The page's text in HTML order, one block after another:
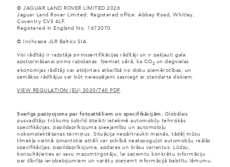
© JAGUAR LAND ROVER LIMITED 2026
Jaguar Land Rover Limited: Registered office: Abbey Road, Whitley,
Coventry CV3 4LF.
Registered in England No: 1672070
© Inchcape JLR Baltics SIA
Visi rādītāji ir ražotāja pirmssertifikācijas rādītāji un ir pakļauti gala
apstiprināšanai pirms ražošanas. Ņemiet vērā, ka CO2 un degvielas
ekonomijas rādītāji var atšķirties atkarībā no disku piemērotības, un
zemākos rādītājus var būt neiespējami sasniegt ar standarta diskiem.
VIEW REGULATION (EU) 2020/740 PDF
Svarīgs paziņojums par fotoattēliem un specifikācijām. Globālais
pusvadītāju trūkums šobrīd izteikti ietekmē automobiļu tehniskās
specifikācijas, papildaprīkojuma pieejamību un automobiļu
nokomplektēšanas termiņus. Situācija nepārtraukti mainās, tādēļ mūsu
tīmekļa vietnē izmantotie attēli var pilnībā neatspoguļot automobiļu reālās
specifikācijas, papildaprīkojuma, apdares un krāsu variantus. Lūdzu,
konsultējieties ar savu mazumtirgotāju, lai saņemtu konkrētu informāciju
par šībrīža ierobežojumiem un varētu pieņemt informācijā balstītu lēmumu.